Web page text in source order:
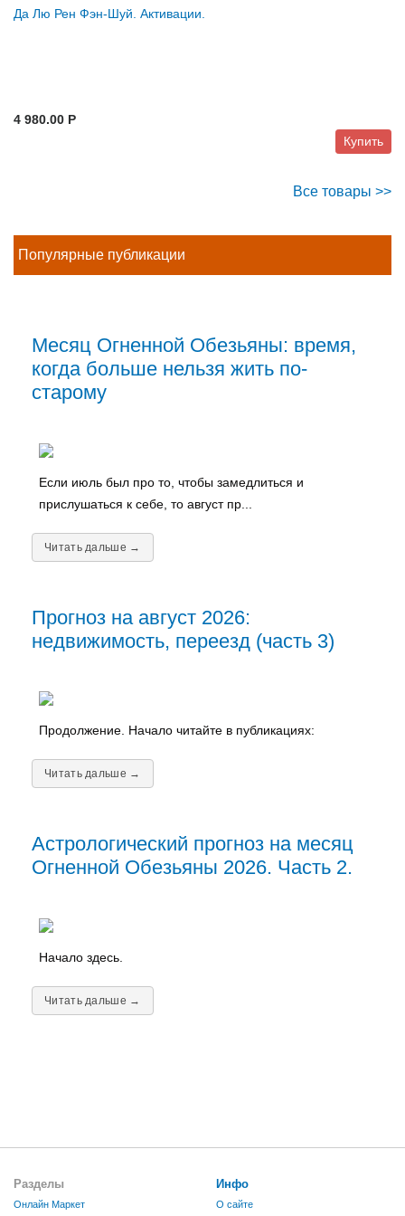
Да Лю Рен Фэн-Шуй. Активации.
4 980.00 P
Купить
Все товары >>
Популярные публикации
Месяц Огненной Обезьяны: время,
когда больше нельзя жить по-
старому
Если июль был про то, чтобы замедлиться и
прислушаться к себе, то август пр...
Читать дальше →
Прогноз на август 2026:
недвижимость, переезд (часть 3)
Продолжение. Начало читайте в публикациях:
Читать дальше →
Астрологический прогноз на месяц
Огненной Обезьяны 2026. Часть 2.
Начало здесь.
Читать дальше →
Разделы
Онлайн Маркет
Инфо
О сайте